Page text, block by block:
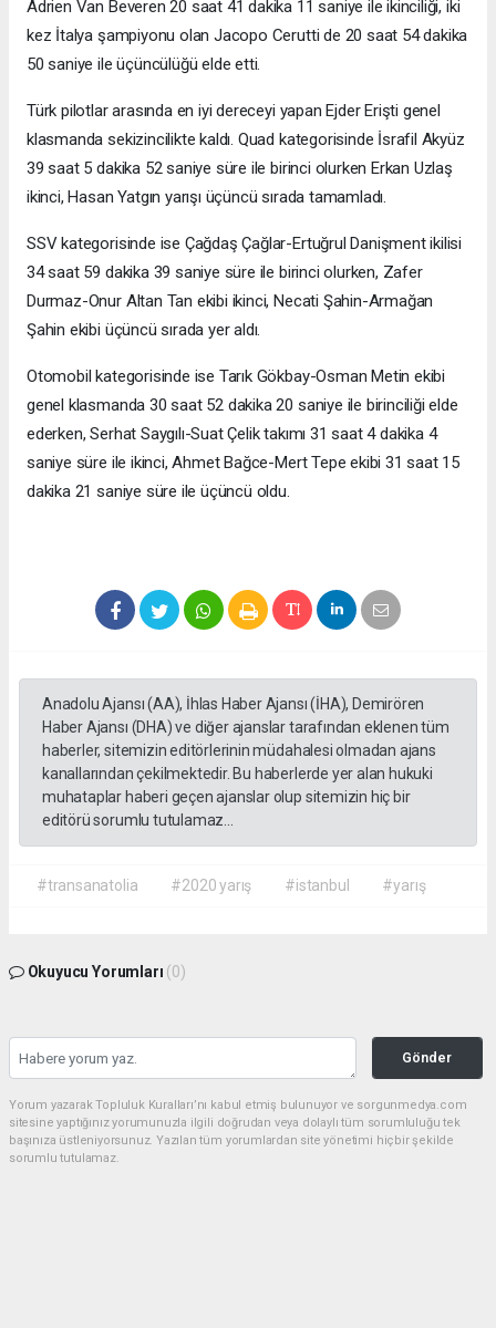
Adrien Van Beveren 20 saat 41 dakika 11 saniye ile ikinciliği, iki
kez İtalya şampiyonu olan Jacopo Cerutti de 20 saat 54 dakika
50 saniye ile üçüncülüğü elde etti.
Türk pilotlar arasında en iyi dereceyi yapan Ejder Erişti genel
klasmanda sekizincilikte kaldı. Quad kategorisinde İsrafil Akyüz
39 saat 5 dakika 52 saniye süre ile birinci olurken Erkan Uzlaş
ikinci, Hasan Yatgın yarışı üçüncü sırada tamamladı.
SSV kategorisinde ise Çağdaş Çağlar-Ertuğrul Danişment ikilisi
34 saat 59 dakika 39 saniye süre ile birinci olurken, Zafer
Durmaz-Onur Altan Tan ekibi ikinci, Necati Şahin-Armağan
Şahin ekibi üçüncü sırada yer aldı.
Otomobil kategorisinde ise Tarık Gökbay-Osman Metin ekibi
genel klasmanda 30 saat 52 dakika 20 saniye ile birinciliği elde
ederken, Serhat Saygılı-Suat Çelik takımı 31 saat 4 dakika 4
saniye süre ile ikinci, Ahmet Bağce-Mert Tepe ekibi 31 saat 15
dakika 21 saniye süre ile üçüncü oldu.
Anadolu Ajansı (AA), İhlas Haber Ajansı (İHA), Demirören
Haber Ajansı (DHA) ve diğer ajanslar tarafından eklenen tüm
haberler, sitemizin editörlerinin müdahalesi olmadan ajans
kanallarından çekilmektedir. Bu haberlerde yer alan hukuki
muhataplar haberi geçen ajanslar olup sitemizin hiç bir
editörü sorumlu tutulamaz...
#transanatolia #2020 yarış #istanbul #yarış
Okuyucu Yorumları (0)
Gönder
Yorum yazarak Topluluk Kuralları’nı kabul etmiş bulunuyor ve sorgunmedya.com
sitesine yaptığınız yorumunuzla ilgili doğrudan veya dolaylı tüm sorumluluğu tek
başınıza üstleniyorsunuz. Yazılan tüm yorumlardan site yönetimi hiçbir şekilde
sorumlu tutulamaz.